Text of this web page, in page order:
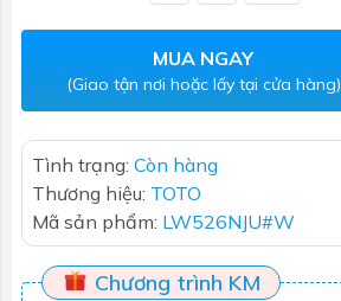
MUA NGAY
(Giao tận nơi hoặc lấy tại cửa hàng)
Tình trạng: Còn hàng
Thương hiệu: TOTO
Mã sản phẩm: LW526NJU#W
Chương trình KM